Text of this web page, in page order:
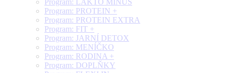
Program: LAKTO MINUS
Program: PROTEIN +
Program: PROTEIN EXTRA
Program: FIT +
Program: JARNÍ DETOX
Program: MENÍČKO
Program: RODINA +
Program: DOPLŇKY